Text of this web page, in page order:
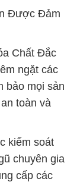
Được Đảm
Chất Đắc
ngặt các
bảo mọi sản
toàn và
kiểm soát
chuyên gia
cấp các